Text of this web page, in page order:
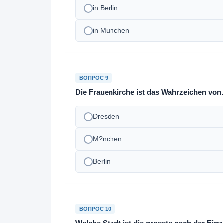
in Berlin
in Munchen
ВОПРОС 9
Die Frauenkirche ist das Wahrzeichen
Dresden
M?nchen
Berlin
ВОПРОС 10